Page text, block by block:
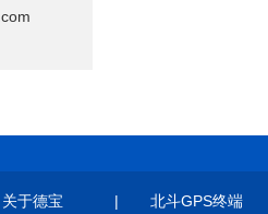
关于德宝 | 北斗GPS终端